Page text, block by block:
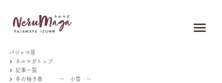
パジャマ屋
ネルマガトップ
記事一覧
冬の柚子香 ～ 小雪 ～